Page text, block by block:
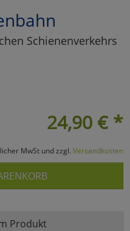
Schienenverkehrs
24,90 € *
MwSt und zzgl. Versandkosten
Produkt
speichern
zu Haupptseite